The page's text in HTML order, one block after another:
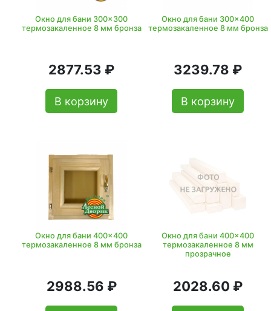
Окно для бани 300x300
термозакаленное 8 мм бронза
2877.53 ₽
В корзину
Окно для бани 300x400
термозакаленное 8 мм бронза
3239.78 ₽
В корзину
Окно для бани 400x400
термозакаленное 8 мм бронза
2988.56 ₽
Окно для бани 400x400
термозакаленное 8 мм
прозрачное
2028.60 ₽